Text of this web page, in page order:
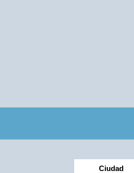
Ciudad